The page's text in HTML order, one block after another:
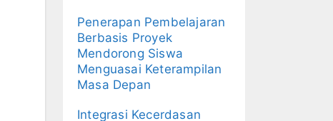
Penerapan Pembelajaran
Berbasis Proyek
Mendorong Siswa
Menguasai Keterampilan
Masa Depan
Integrasi Kecerdasan